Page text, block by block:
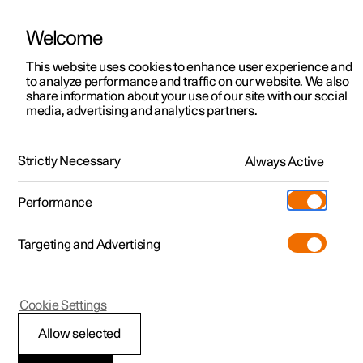
Polestar 2
Polestar 3
Polestar 4
Pre-owned
Shop
Mere
Udforsk Polestar 2
Kampagner
Nye lagerbiler
Prøvetur
Nye lagerbiler
Udforsk Polestar 4
Kampagner
Nye lagerbiler
Pre-owned-programmet
Pre-owned Polestar 2
Kampagner til privatkunder
Tilbud til erhvervskunder
Nye lagerbiler
Byg din bil
Pre-owned
Prøvetur
Extras tilbehør
(Åbner i et nyt vindue)
Experiences
Firmabil
Find os
Servicelokationer
Ejerskab
Opladning
Om Polestar
Bæredygtighed
HåndbogVideogalleriSoftwareopdateringer
Polestar Connect-app
Polestar 2
Andre sprog og
Welcome
This website uses cookies to enhance user experience and
to analyze performance and traffic on our website. We also
share information about your use of our site with our social
media, advertising and analytics partners.
Strictly Necessary Always Active
Performance
Targeting and Advertising
Allow selected
Cookie Settings